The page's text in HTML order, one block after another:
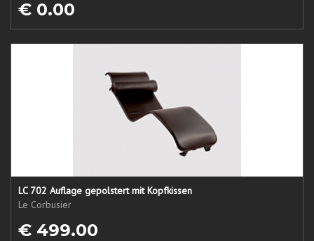
€ 0.00
LC 702 Auflage gepolstert mit Kopfkissen
Le Corbusier
€ 499.00